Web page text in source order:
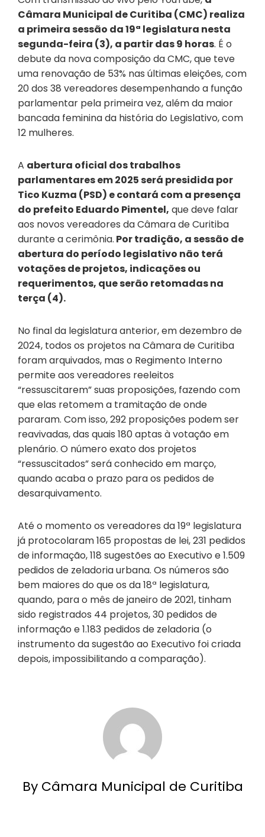
Câmara Municipal de Curitiba (CMC) realiza
a primeira sessão da 19ª legislatura nesta
segunda-feira (3), a partir das 9 horas. É o
debute da nova composição da CMC, que teve
uma renovação de 53% nas últimas eleições, com
20 dos 38 vereadores desempenhando a função
parlamentar pela primeira vez, além da maior
bancada feminina da história do Legislativo, com
12 mulheres.
A abertura oficial dos trabalhos
parlamentares em 2025 será presidida por
Tico Kuzma (PSD) e contará com a presença
do prefeito Eduardo Pimentel, que deve falar
aos novos vereadores da Câmara de Curitiba
durante a cerimônia. Por tradição, a sessão de
abertura do período legislativo não terá
votações de projetos, indicações ou
requerimentos, que serão retomadas na
terça (4).
No final da legislatura anterior, em dezembro de
2024, todos os projetos na Câmara de Curitiba
foram arquivados, mas o Regimento Interno
permite aos vereadores reeleitos
“ressuscitarem” suas proposições, fazendo com
que elas retomem a tramitação de onde
pararam. Com isso, 292 proposições podem ser
reavivadas, das quais 180 aptas à votação em
plenário. O número exato dos projetos
“ressuscitados” será conhecido em março,
quando acaba o prazo para os pedidos de
desarquivamento.
Até o momento os vereadores da 19ª legislatura
já protocolaram 165 propostas de lei, 231 pedidos
de informação, 118 sugestões ao Executivo e 1.509
pedidos de zeladoria urbana. Os números são
bem maiores do que os da 18ª legislatura,
quando, para o mês de janeiro de 2021, tinham
sido registrados 44 projetos, 30 pedidos de
informação e 1.183 pedidos de zeladoria (o
instrumento da sugestão ao Executivo foi criada
depois, impossibilitando a comparação).
By Câmara Municipal de Curitiba